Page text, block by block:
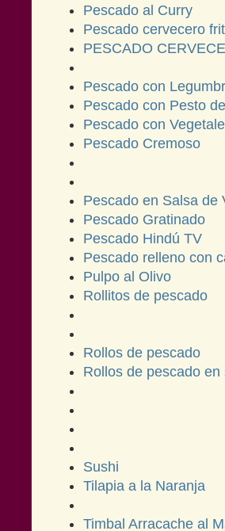
Pescado al Curry
Pescado cervecero
PESCADO
Pescado con
Pescado con Pesto
Pescado con
Pescado Cremoso
Pescado en Salsa de
Pescado Gratinado
Pescado Hindú TV
Pescado relleno con
Pulpo al Olivo
Rollitos de pescado
Rollos de pescado
Rollos de pescado
Sushi
Tilapia a la Naranja
Timbal Arracache al